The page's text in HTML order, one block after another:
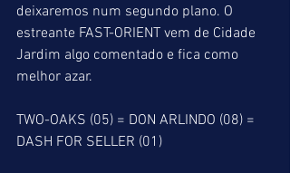
deixaremos num segundo plano. O
estreante FAST-ORIENT vem de Cidade
Jardim algo comentado e fica como
melhor azar.
TWO-OAKS (05) = DON ARLINDO (08) =
DASH FOR SELLER (01)